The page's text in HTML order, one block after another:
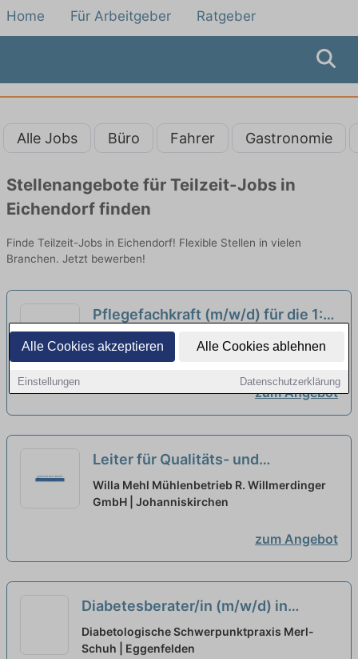
Alle Cookies akzeptieren Alle Cookies ablehnen
Einstellungen Datenschutzerklärung
Home Für Arbeitgeber Ratgeber
Alle Jobs Büro Fahrer Gastronomie
Stellenangebote für Teilzeit-Jobs in
Eichendorf finden
Finde Teilzeit-Jobs in Eichendorf! Flexible Stellen in vielen
Branchen. Jetzt bewerben!
Pflegefachkraft (m/w/d) für die 1:1
Kinderversorgung in Obernzell in
Teilzeit (50-75 %) - Hier bist Du
Pflegedienst Nightingale | Ortenburg
zum Angebot
Leiter für Qualitäts- und
Hygienemanagement (m/w/d) -
Vollzeit / Teilzeit neu
Willa Mehl Mühlenbetrieb R. Willmerdinger
GmbH | Johanniskirchen
zum Angebot
Diabetesberater/in (m/w/d) in
Voll/Teilzeit, Diabetesassistent/in
DGG (m/w/d), Ökotrophologe/in
Diabetologische Schwerpunktpraxis Merl-
Schuh | Eggenfelden